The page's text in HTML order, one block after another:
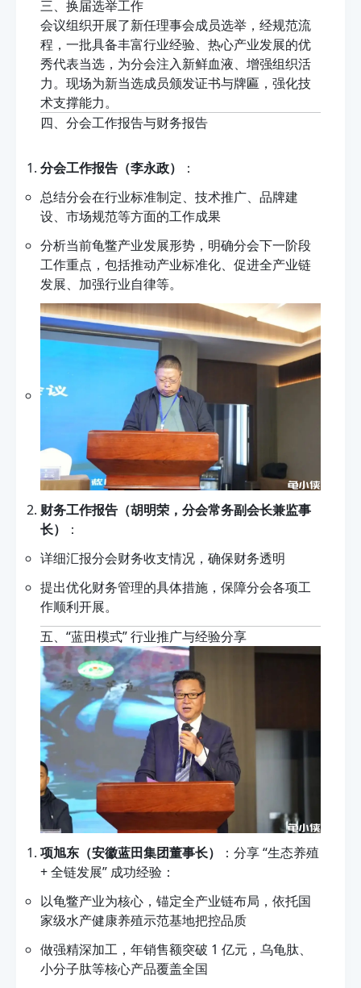
三、换届选举工作
会议组织开展了新任理事会成员选举，经规范流
程，一批具备丰富行业经验、热心产业发展的优
秀代表当选，为分会注入新鲜血液、增强组织活
力。现场为新当选成员颁发证书与牌匾，强化技
术支撑能力。
四、分会工作报告与财务报告
分会工作报告（李永政）
：
总结分会在行业标准制定、技术推广、品牌建
设、市场规范等方面的工作成果
分析当前龟鳖产业发展形势，明确分会下一阶段
工作重点，包括推动产业标准化、促进全产业链
发展、加强行业自律等。
财务工作报告（胡明荣，分会常务副会长兼监事
长）
：
详细汇报分会财务收支情况，确保财务透明
提出优化财务管理的具体措施，保障分会各项工
作顺利开展。
五、“蓝田模式” 行业推广与经验分享
项旭东（安徽蓝田集团董事长）
：分享 “生态养殖
+ 全链发展” 成功经验：
以龟鳖产业为核心，锚定全产业链布局，依托国
家级水产健康养殖示范基地把控品质
做强精深加工，年销售额突破 1 亿元，乌龟肽、
小分子肽等核心产品覆盖全国